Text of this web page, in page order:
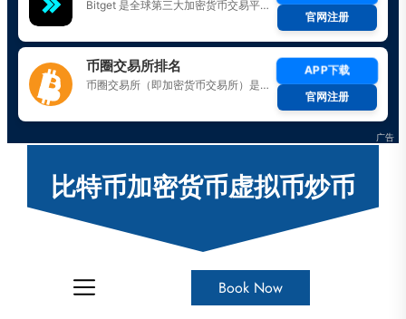
比特币加密货币虚拟币炒币
Book Now